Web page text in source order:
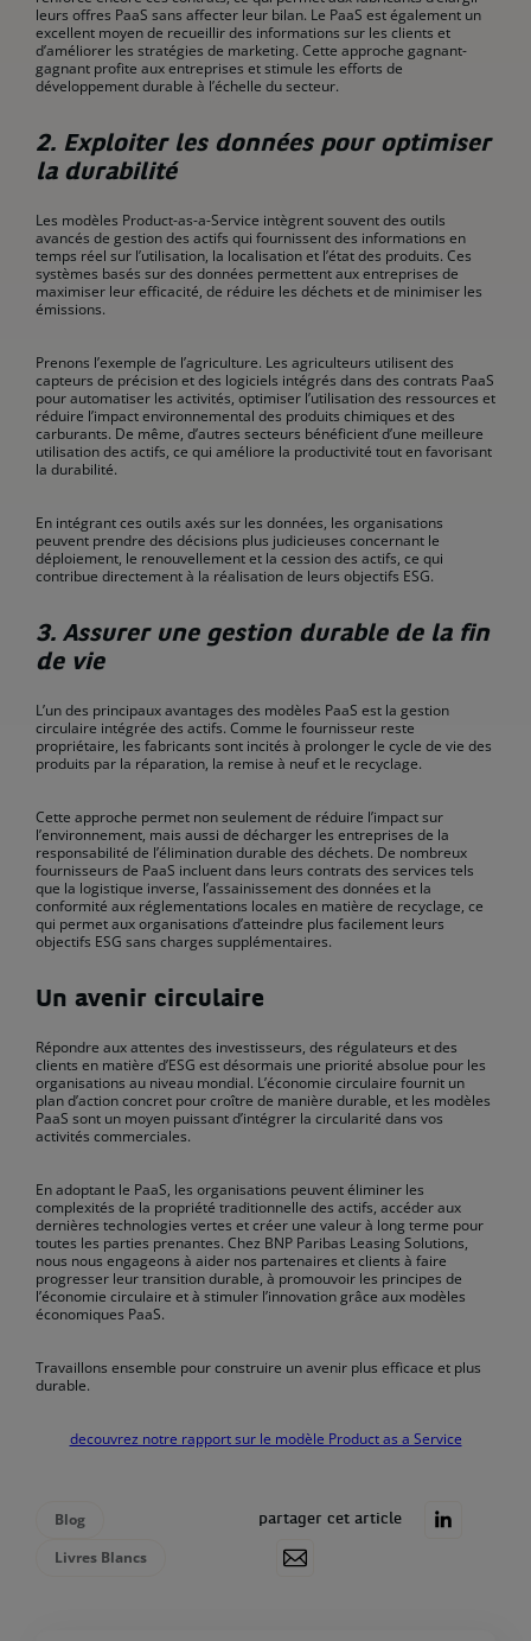
leurs offres PaaS sans affecter leur bilan. Le PaaS est également un
excellent moyen de recueillir des informations sur les clients et
d’améliorer les stratégies de marketing. Cette approche gagnant-
gagnant profite aux entreprises et stimule les efforts de
développement durable à l’échelle du secteur.
2. Exploiter les données pour optimiser
la durabilité
Les modèles Product-as-a-Service intègrent souvent des outils
avancés de gestion des actifs qui fournissent des informations en
temps réel sur l’utilisation, la localisation et l’état des produits. Ces
systèmes basés sur des données permettent aux entreprises de
maximiser leur efficacité, de réduire les déchets et de minimiser les
émissions.
Prenons l’exemple de l’agriculture. Les agriculteurs utilisent des
capteurs de précision et des logiciels intégrés dans des contrats PaaS
pour automatiser les activités, optimiser l’utilisation des ressources et
réduire l’impact environnemental des produits chimiques et des
carburants. De même, d’autres secteurs bénéficient d’une meilleure
utilisation des actifs, ce qui améliore la productivité tout en favorisant
la durabilité.
En intégrant ces outils axés sur les données, les organisations
peuvent prendre des décisions plus judicieuses concernant le
déploiement, le renouvellement et la cession des actifs, ce qui
contribue directement à la réalisation de leurs objectifs ESG.
3. Assurer une gestion durable de la fin
de vie
L’un des principaux avantages des modèles PaaS est la gestion
circulaire intégrée des actifs. Comme le fournisseur reste
propriétaire, les fabricants sont incités à prolonger le cycle de vie des
produits par la réparation, la remise à neuf et le recyclage.
Cette approche permet non seulement de réduire l’impact sur
l’environnement, mais aussi de décharger les entreprises de la
responsabilité de l’élimination durable des déchets. De nombreux
fournisseurs de PaaS incluent dans leurs contrats des services tels
que la logistique inverse, l’assainissement des données et la
conformité aux réglementations locales en matière de recyclage, ce
qui permet aux organisations d’atteindre plus facilement leurs
objectifs ESG sans charges supplémentaires.
Un avenir circulaire
Répondre aux attentes des investisseurs, des régulateurs et des
clients en matière d’ESG est désormais une priorité absolue pour les
organisations au niveau mondial. L’économie circulaire fournit un
plan d’action concret pour croître de manière durable, et les modèles
PaaS sont un moyen puissant d’intégrer la circularité dans vos
activités commerciales.
En adoptant le PaaS, les organisations peuvent éliminer les
complexités de la propriété traditionnelle des actifs, accéder aux
dernières technologies vertes et créer une valeur à long terme pour
toutes les parties prenantes. Chez BNP Paribas Leasing Solutions,
nous nous engageons à aider nos partenaires et clients à faire
progresser leur transition durable, à promouvoir les principes de
l’économie circulaire et à stimuler l’innovation grâce aux modèles
économiques PaaS.
Travaillons ensemble pour construire un avenir plus efficace et plus
durable.
decouvrez notre rapport sur le modèle Product as a Service
Blog
Livres Blancs
partager cet article